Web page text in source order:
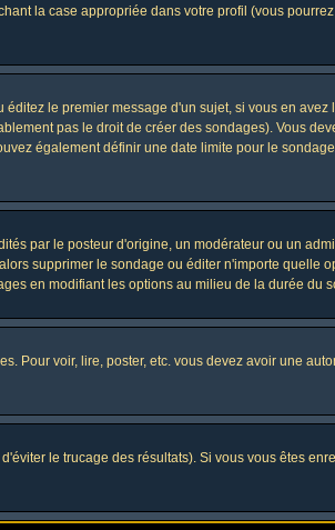
la case appropriée dans votre profil (vous
le premier message d'un sujet, si vous en
pas le droit de créer des sondages). Vous
également définir une date limite pour le
par le posteur d'origine, un modérateur ou un
supprimer le sondage ou éditer n'importe
en modifiant les options au milieu de la durée du
Pour voir, lire, poster, etc. vous devez avoir une
le trucage des résultats). Si vous vous êtes